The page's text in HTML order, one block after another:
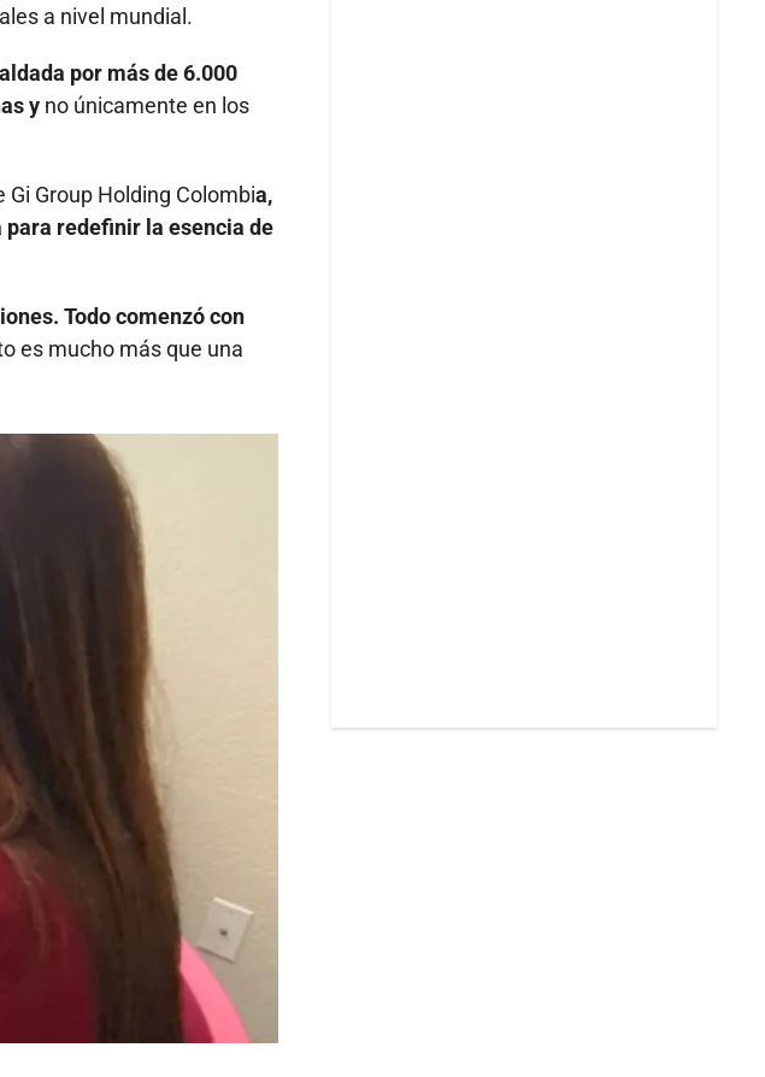
a nivel mundial.
por más de 6.000
y no únicamente en los
Group Holding Colombia,
redefinir la esencia de
Todo comenzó con
es mucho más que una